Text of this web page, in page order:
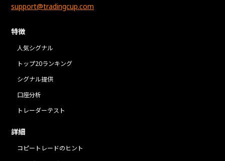
support@tradingcup.com
特徴
人気シグナル
トップ20ランキング
シグナル提供
口座分析
トレーダーテスト
詳細
コピートレードのヒント